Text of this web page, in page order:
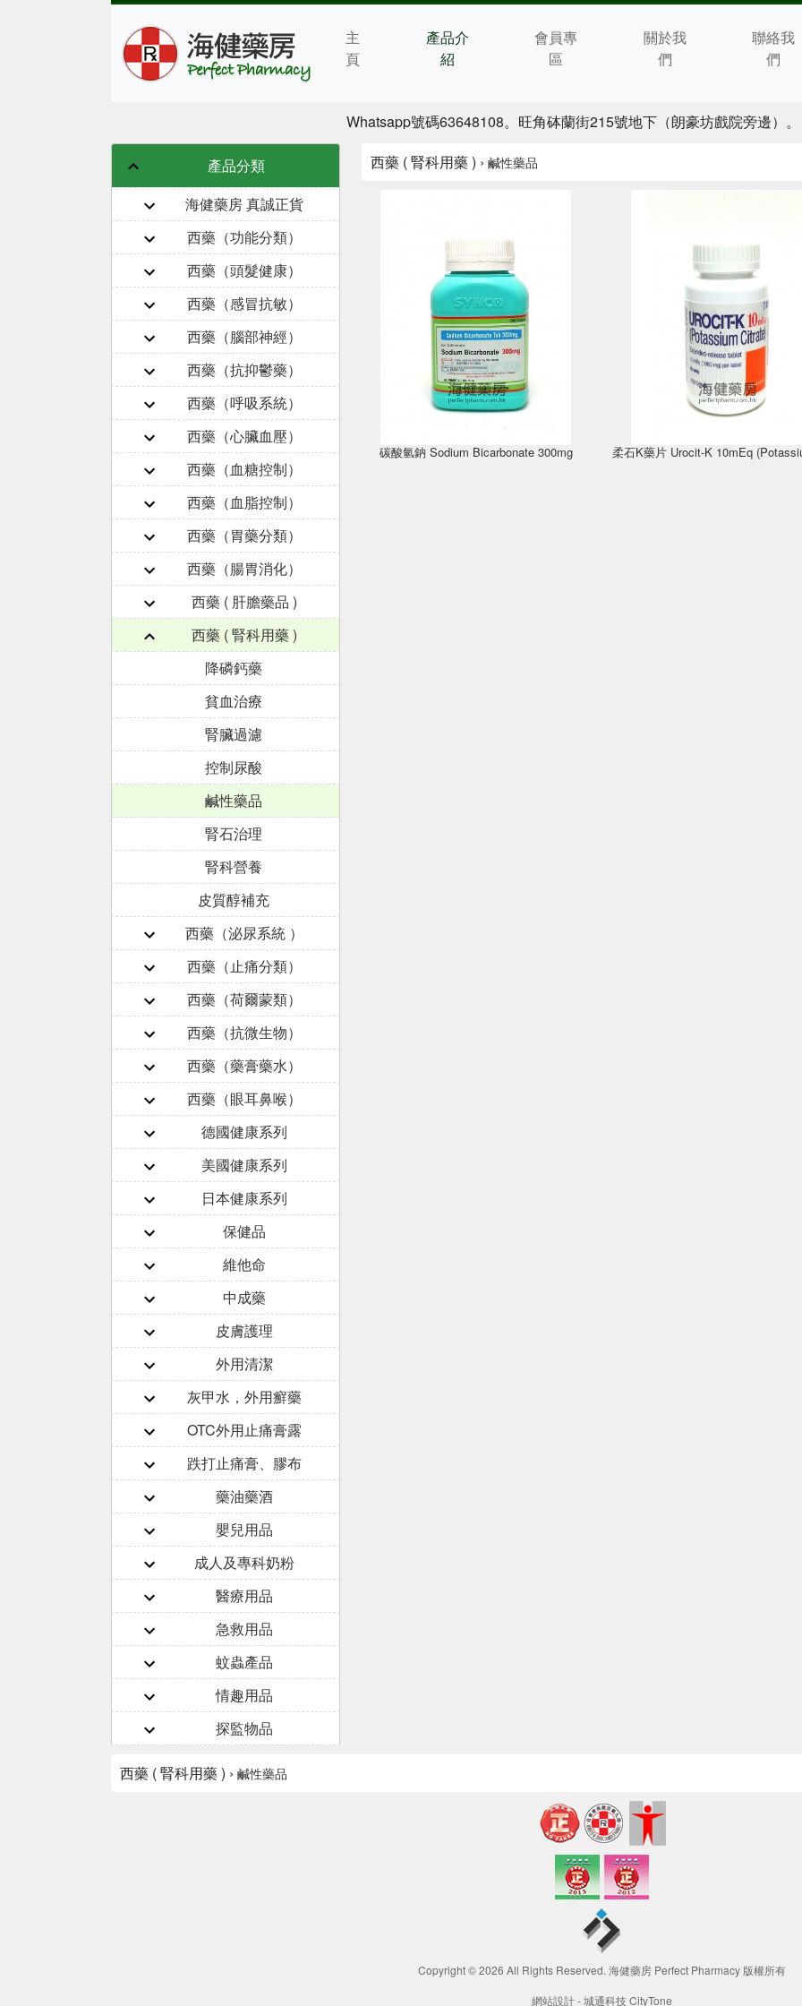
主
頁
產品介
紹
會員專
區
關於我
們
聯絡我
們
Whatsapp號碼63648108。旺角砵蘭街215號地下（朗豪坊戲院旁邊）。
產品分類
海健藥房 真誠正貨
西藥（功能分類）
西藥（頭髮健康）
西藥（感冒抗敏）
西藥（腦部神經）
西藥（抗抑鬱藥）
西藥（呼吸系統）
西藥（心臟血壓）
西藥（血糖控制）
西藥（血脂控制）
西藥（胃藥分類）
西藥（腸胃消化）
西藥 ( 肝膽藥品 )
西藥 ( 腎科用藥 )
降磷鈣藥
貧血治療
腎臟過濾
控制尿酸
鹹性藥品
腎石治理
腎科營養
皮質醇補充
西藥（泌尿系統 ）
西藥（止痛分類）
西藥（荷爾蒙類）
西藥（抗微生物）
西藥（藥膏藥水）
西藥（眼耳鼻喉）
德國健康系列
美國健康系列
日本健康系列
保健品
維他命
中成藥
皮膚護理
外用清潔
灰甲水，外用癬藥
OTC外用止痛膏露
跌打止痛膏、膠布
藥油藥酒
嬰兒用品
成人及專科奶粉
醫療用品
急救用品
蚊蟲產品
情趣用品
探監物品
西藥 ( 腎科用藥 ) › 鹹性藥品
碳酸氫鈉 Sodium Bicarbonate 300mg
西藥 ( 腎科用藥 ) › 鹹性藥品
Copyright © 2026 All Rights Reserved. 海健藥房 Perfect Pharmacy 版權所有
網站設計 -城通科技 CityTone